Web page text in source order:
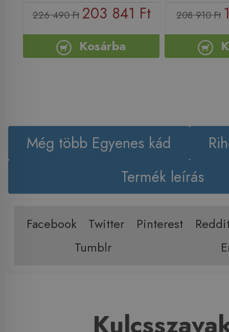
226 490 Ft 203 841 Ft
Kosárba
208 910 Ft
Még több Egyenes kád
Termék leírás
Facebook Twitter Pinterest
Tumblr